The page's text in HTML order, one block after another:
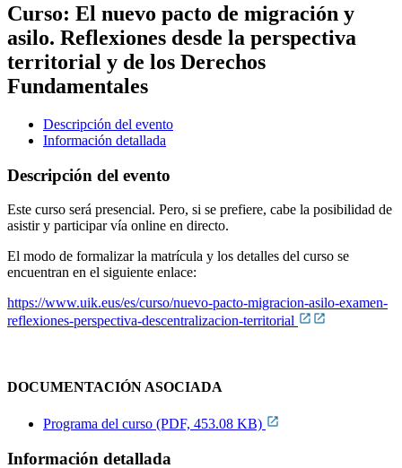
Curso: El nuevo pacto de migración y
asilo. Reflexiones desde la perspectiva
territorial y de los Derechos
Fundamentales
Descripción del evento
Información detallada
Descripción del evento
Este curso será presencial. Pero, si se prefiere, cabe la posibilidad de
asistir y participar vía online en directo.
El modo de formalizar la matrícula y los detalles del curso se
encuentran en el siguiente enlace:
https://www.uik.eus/es/curso/nuevo-pacto-migracion-asilo-examen-
reflexiones-perspectiva-descentralizacion-territorial
DOCUMENTACIÓN ASOCIADA
Programa del curso (PDF, 453.08 KB)
Información detallada